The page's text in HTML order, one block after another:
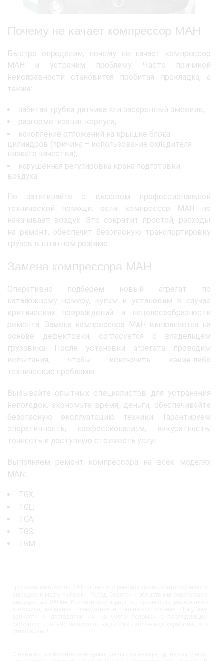
Почему не качает компрессор МАН
Быстро определим, почему не качает компрессор
МАН и устраним проблему. Часто причиной
неисправности становится пробитая прокладка, а
также:
забитая трубка датчика или засоренный змеевик;
разгерметизация корпуса;
накопление отложений на крышке блока
цилиндров (причина – использование охладителя
низкого качества);
нарушенная регулировка крана подготовки
воздуха.
Не затягивайте с вызовом профессиональной
технической помощи, если компрессор МАН не
накачивает воздух. Это сократит простой, расходы
на ремонт, обеспечит безопасную транспортировку
грузов в штатном режиме.
Замена компрессора МАН
Оперативно подберем новый агрегат по
каталожному номеру, купим и установим в случае
критических повреждений и нецелесообразности
ремонта. Замена компрессора МАН выполняется на
основе дефектовки, согласуется с владельцем
грузовика. После установки агрегата проводим
испытания, чтобы исключить какие-либо
технические проблемы.
Вызывайте опытных специалистов для устранения
неполадок, экономьте время, деньги, обеспечивайте
безопасную эксплуатацию техники. Гарантируем
оперативность, профессионализм, аккуратность,
точность и доступную стоимость услуг.
Выполняем ремонт компрессора на всех моделях
MAN:
TGX;
TGL;
TGA;
TGS;
TGM.